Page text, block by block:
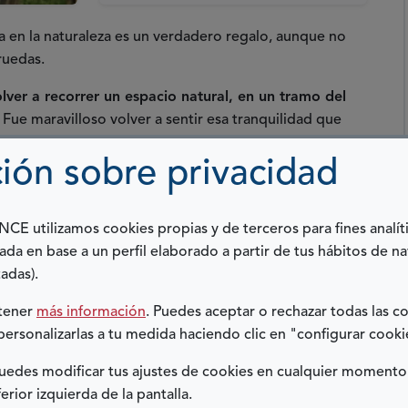
sobre privacidad
utilizamos cookies propias y de terceros para fines
en base a un perfil elaborado a partir de tus hábitos de
más información. Puedes aceptar o rechazar todas las
a tu medida haciendo clic en "configurar
modificar tus ajustes de cookies en cualquier
izquierda de la pantalla.
la naturaleza es un verdadero regalo, aunque no
a recorrer un espacio natural, en un tramo del
Fue maravilloso volver a sentir esa tranquilidad que
El olor a tierra mojada y estar rodeado de una
muchas ocasiones, estos trazados son una opción
que la orografía o el trayecto de la senda sean
de sirga o vías férreas recuperadas para facilitar
o simplemente disfrutar lejos del tráfico
podemos acceder a una extensa información sobre